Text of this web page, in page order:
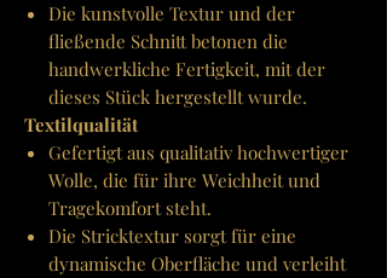
Die kunstvolle Textur und der
fließende Schnitt betonen die
handwerkliche Fertigkeit, mit der
dieses Stück hergestellt wurde.
Textilqualität
Gefertigt aus qualitativ hochwertiger
Wolle, die für ihre Weichheit und
Tragekomfort steht.
Die Stricktextur sorgt für eine
dynamische Oberfläche und verleiht